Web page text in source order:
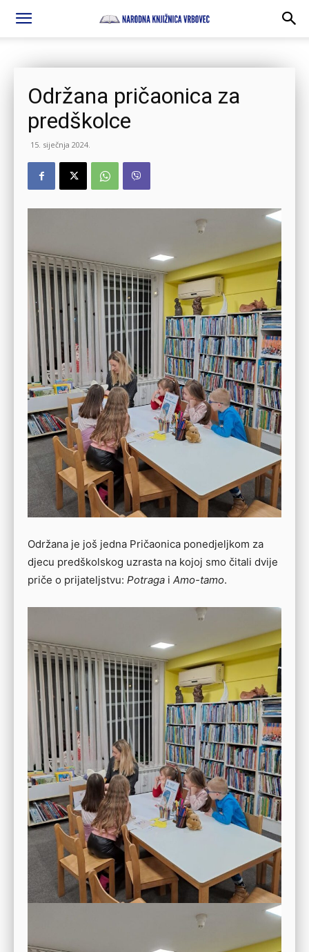
Održana pričaonica za
predškolce
15. siječnja 2024.
Održana je još jedna Pričaonica ponedjeljkom za
djecu predškolskog uzrasta na kojoj smo čitali dvije
priče o prijateljstvu: Potraga i Amo-tamo.